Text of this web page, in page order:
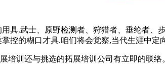
具.武士、原野检测者、狩猎者、垂纶者
控的糊口才具.咱们将会觉察,当代生涯中
培训还与挑选的拓展培训公司有立即的联